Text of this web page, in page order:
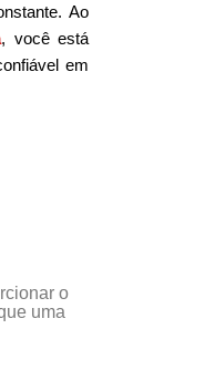
Ao
, você está
em
o
uma